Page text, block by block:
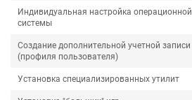
Индивидуальная настройка операционной
системы
Создание дополнительной учетной записи
(профиля пользователя)
Установка специализированных утилит